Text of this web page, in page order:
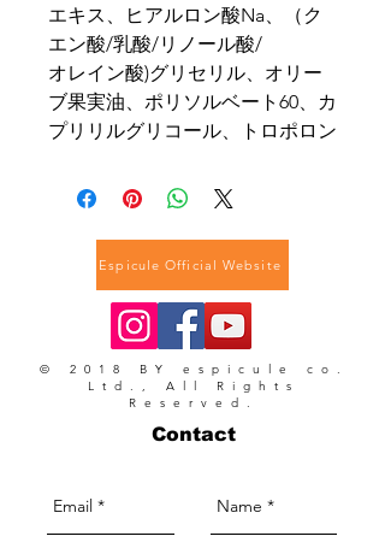
エキス、ヒアルロン酸Na、（ク
エン酸/乳酸/リノール酸/
オレイン酸)グリセリル、オリー
ブ果実油、ポリソルベート60、カ
プリリルグリコール、トロポロン
Espicule Official Website
© 2018 BY espicule co.
Ltd., All Rights
Reserved.
Contact